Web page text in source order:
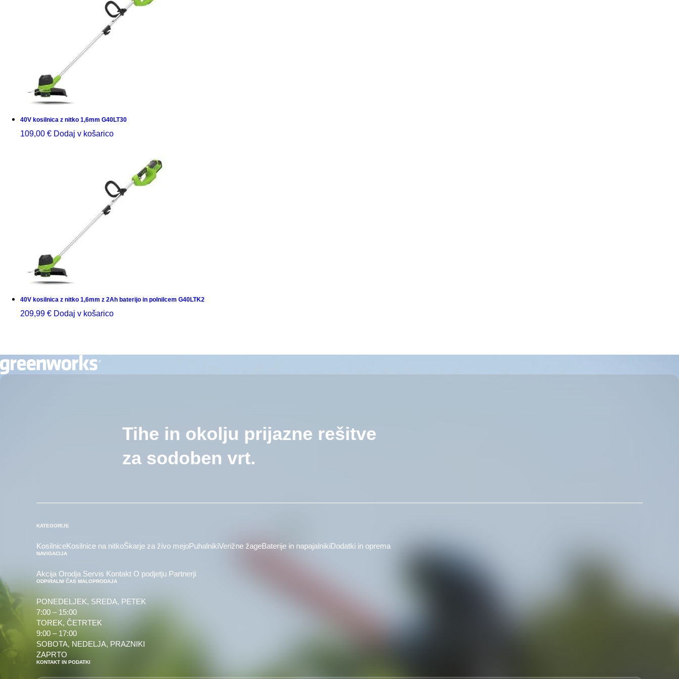
40V kosilnica z nitko 1,6mm G40LT30
109,00 € Dodaj v košarico
40V kosilnica z nitko 1,6mm z 2Ah baterijo in polnilcem G40LTK2
209,99 € Dodaj v košarico
Tihe in okolju prijazne rešitve
za sodoben vrt.
KATEGORIJE
KosilniceKosilnice na nitkoŠkarje za živo mejoPuhalnikiVerižne žageBaterije in napajalnikiDodatki in oprema
NAVIGACIJA
Akcija Orodja Servis Kontakt O podjetju Partnerji
ODPIRALNI ČAS MALOPRODAJA
PONEDELJEK, SREDA, PETEK
7:00 – 15:00
TOREK, ČETRTEK
9:00 – 17:00
SOBOTA, NEDELJA, PRAZNIKI
ZAPRTO
KONTAKT IN PODATKI